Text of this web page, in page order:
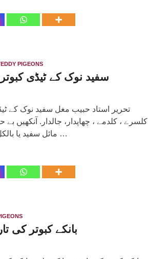
PIGEONS
سفید نوک کے ٹیڈی
تحریر استاد حبیب مغل سفید نوک کے
کلسرے ، کلدمے ، چھاپدار، جالدار. آنکھیں
مائل سفید یا بالکل سفید. پلکیں سفید …
بانکے کبوتر کی